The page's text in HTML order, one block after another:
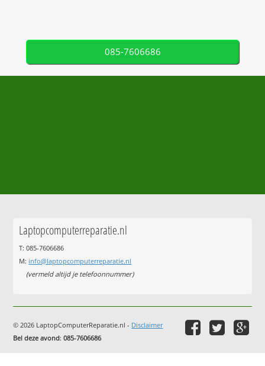
085-7606686
Laptopcomputerreparatie.nl
T: 085-7606686
M: info@laptopcomputerreparatie.nl
(vermeld altijd je telefoonnummer)
© 2026 LaptopComputerReparatie.nl - Disclaimer
Bel deze avond:085-7606686